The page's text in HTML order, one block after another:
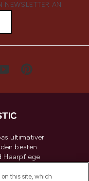
NEWSLETTER AN
ultimativer
besten
Haarpflege
online
on this site, which